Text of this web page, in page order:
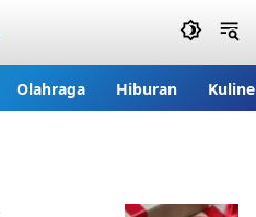
Olahraga Hiburan